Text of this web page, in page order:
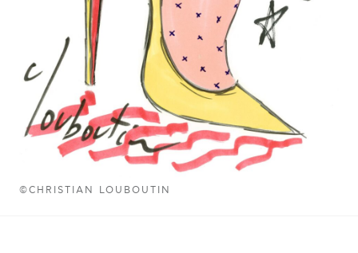
©CHRISTIAN LOUBOUTIN